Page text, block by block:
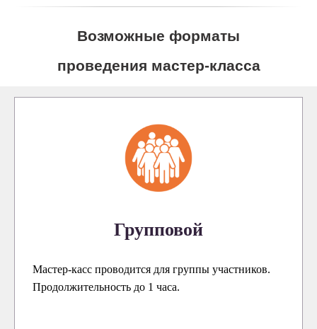
Возможные форматы
проведения мастер-класса
Групповой
Мастер-касс проводится для группы участников.
Продолжительность до 1 часа.